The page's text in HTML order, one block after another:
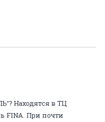
Находятся в ТЦ
FINA. При почти